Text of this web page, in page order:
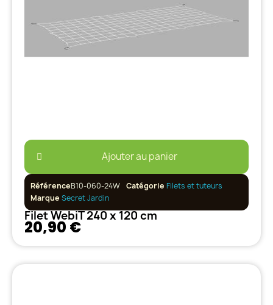
Ajouter au panier
RéférenceB10-060-24W Catégorie Filets et tuteurs
Marque Secret Jardin
Filet WebiT 240 x 120 cm
20,90 €